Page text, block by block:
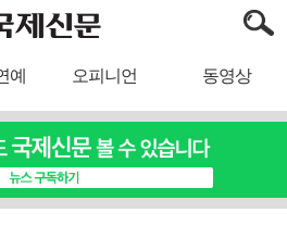
예 오피니언 동영상